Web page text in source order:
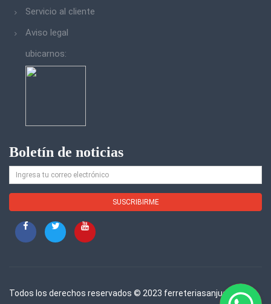
Servicio al cliente
Aviso legal
ubicarnos:
Boletín de noticias
Todos los derechos reservados © 2023 ferreteriasanjuan.com.